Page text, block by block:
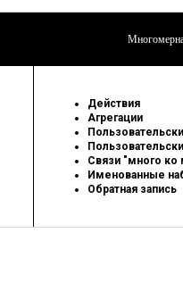
Действия
Агрегации
Связи "много ко
Именованные
Обратная запись